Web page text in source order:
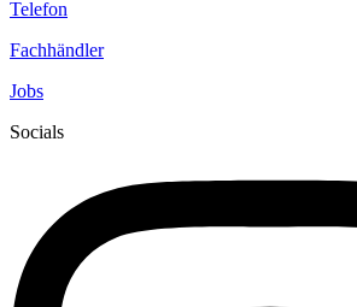
Telefon
Fachhändler
Jobs
Socials